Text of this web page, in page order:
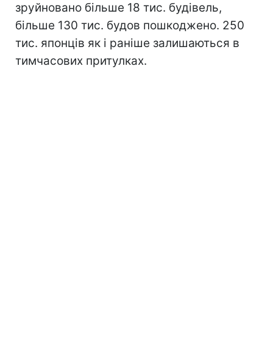
зруйновано більше 18 тис. будівель,
більше 130 тис. будов пошкоджено. 250
тис. японців як і раніше залишаються в
тимчасових притулках.